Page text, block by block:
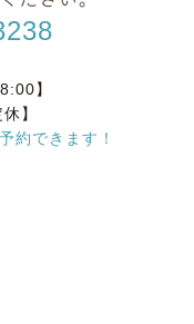
】
】
約できます！